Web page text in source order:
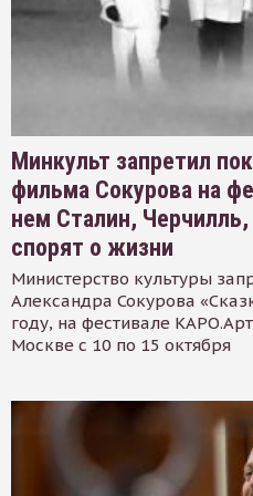
Минкульт запретил
фильма Сокурова на
нем Сталин,
спорят о жизни
Министерство культуры
Александра Сокурова
году, на фестивале
Москве с 10 по 15 октября